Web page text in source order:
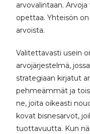
arvovalintaan.
opettaa. Yhteisön
arvoista.
Valitettavasti usein
arvojärjestelmä,
strategiaan kirjatut
pehmeämmät ja
ne, joita oikeasti
kovat bisnesarvot,
tuottavuutta. Kun